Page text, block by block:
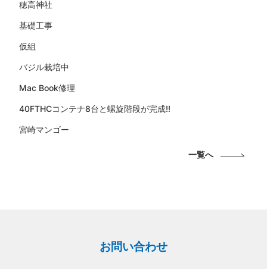
穂高神社
基礎工事
仮組
バジル栽培中
Mac Book修理
40FTHCコンテナ8台と螺旋階段が完成!!
宮崎マンゴー
一覧へ
お問い合わせ